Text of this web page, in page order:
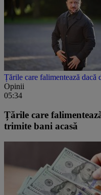
Țările care falimentează dacă
Opinii
05:34
Țările care
trimite bani acasă